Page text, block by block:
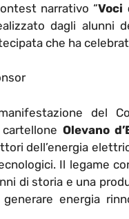
narrativo “Voci
dagli alunni
che ha
del
Olevano
dell’energia
Il legame
di storia e una
energia